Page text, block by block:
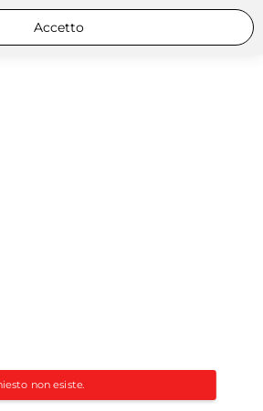
non esiste.
Accetto